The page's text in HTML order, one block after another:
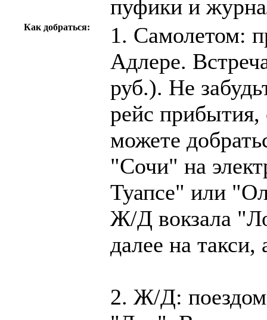
пуфики и
Как добраться:
1. Самолетом:
Адлере.
руб.). Не
рейс
можете
"Сочи" на
Туапсе" или
Ж/Д вокзала
далее на
2. Ж/Д: поездом